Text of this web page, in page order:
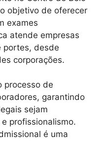
objetivo de oferecer
exames
atende empresas
portes, desde
corporações.
processo de
garantindo
sejam
profissionalismo.
é uma